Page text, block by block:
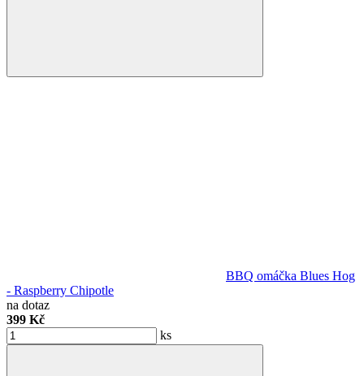
BBQ omáčka Blues Hog
- Raspberry Chipotle
na dotaz
399 Kč
ks